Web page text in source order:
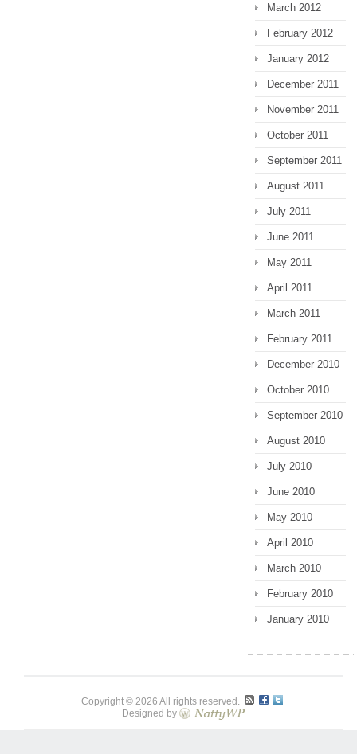
March 2012
February 2012
January 2012
December 2011
November 2011
October 2011
September 2011
August 2011
July 2011
June 2011
May 2011
April 2011
March 2011
February 2011
December 2010
October 2010
September 2010
August 2010
July 2010
June 2010
May 2010
April 2010
March 2010
February 2010
January 2010
Copyright © 2026 All rights reserved.
Designed by